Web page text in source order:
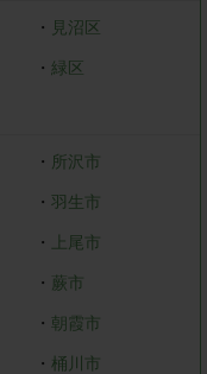
・ 見沼区
・ 緑区
・ 所沢市
・羽生市
・ 上尾市
・ 蕨市
・ 朝霞市
・ 桶川市